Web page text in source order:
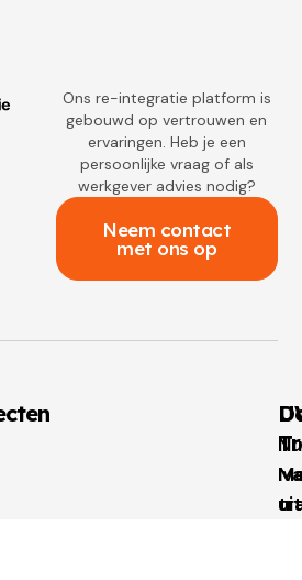
Ons re-integratie platform is
gebouwd op vertrouwen en
ervaringen. Heb je een
persoonlijke vraag of als
werkgever advies nodig?
Neem contact
met ons op